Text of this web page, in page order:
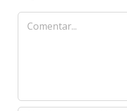
Comentar